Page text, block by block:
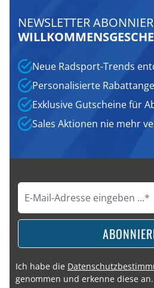
NEWSLETTER
Neue Radsport-Trends
Personalisierte
Exklusive Gutscheine für
Sales Aktionen nie mehr
Ich habe die
genommen und erkenne diese an.